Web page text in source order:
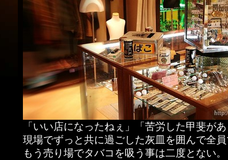
「いい店になったねぇ」「苦労した甲斐が
現場でずっと共に過ごした灰皿を囲んで全
もう売り場でタバコを吸う事は二度とない。